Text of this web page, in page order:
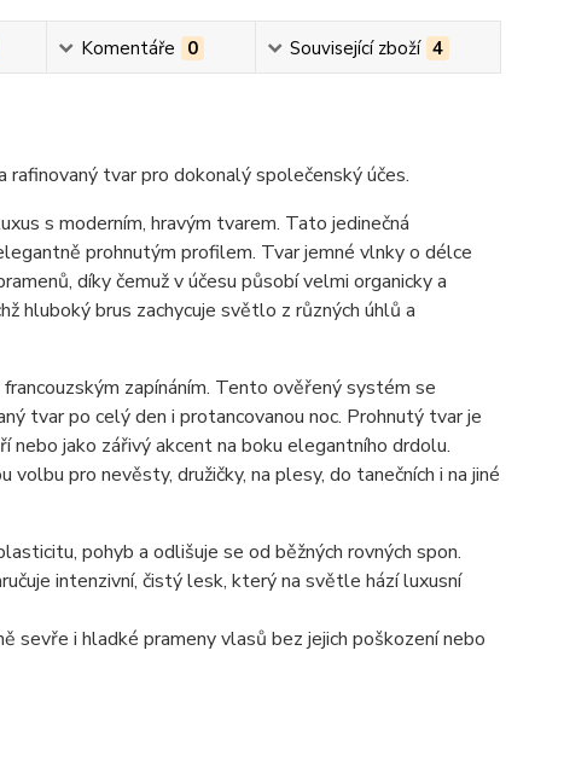
Komentáře 0 Související zboží 4
tvar pro dokonalý společenský účes.
s moderním, hravým tvarem. Tato jedinečná
prohnutým profilem. Tvar jemné vlnky o délce
díky čemuž v účesu působí velmi organicky a
hluboký brus zachycuje světlo z různých úhlů a
zapínáním. Tento ověřený systém se
tvar po celý den i protancovanou noc. Prohnutý tvar je
jako zářivý akcent na boku elegantního drdolu.
pro nevěsty, družičky, na plesy, do tanečních i na jiné
pohyb a odlišuje se od běžných rovných spon.
intenzivní, čistý lesk, který na světle hází luxusní
sevře i hladké prameny vlasů bez jejich poškození nebo